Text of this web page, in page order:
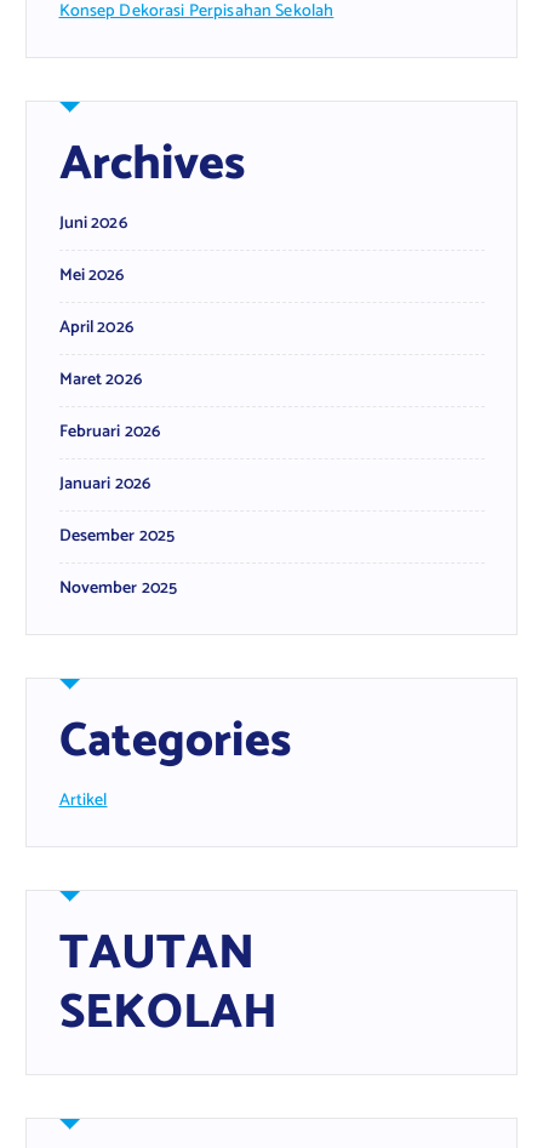
Konsep Dekorasi Perpisahan Sekolah
Archives
Juni 2026
Mei 2026
April 2026
Maret 2026
Februari 2026
Januari 2026
Desember 2025
November 2025
Categories
Artikel
TAUTAN
SEKOLAH